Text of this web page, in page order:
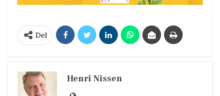
Del
Henri Nissen